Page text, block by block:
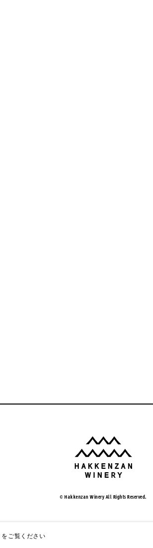
をご覧ください
© Hakkenzan Winery All Rights Reserved.